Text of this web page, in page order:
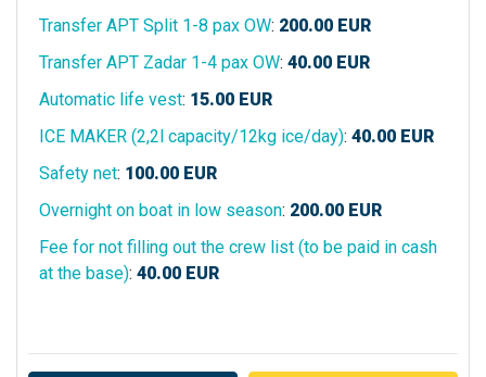
Transfer APT Split 1-8 pax OW: 200.00 EUR
Transfer APT Zadar 1-4 pax OW: 40.00 EUR
Automatic life vest: 15.00 EUR
ICE MAKER (2,2l capacity/12kg ice/day): 40.00 EUR
Safety net: 100.00 EUR
Overnight on boat in low season: 200.00 EUR
Fee for not filling out the crew list (to be paid in cash
at the base): 40.00 EUR